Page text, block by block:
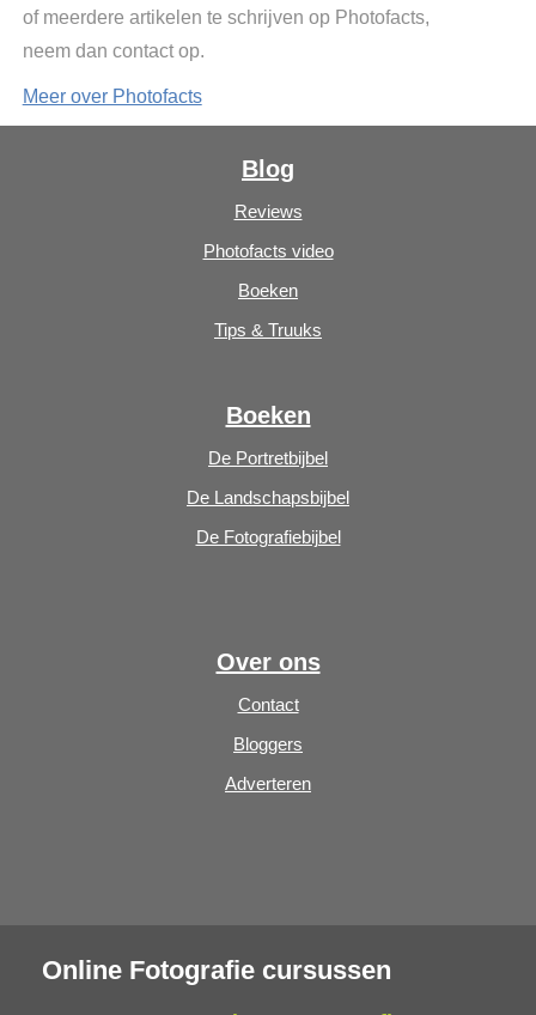
of meerdere artikelen te schrijven op Photofacts,
neem dan contact op.
Meer over Photofacts
Blog
Reviews
Photofacts video
Boeken
Tips & Truuks
Boeken
De Portretbijbel
De Landschapsbijbel
De Fotografiebijbel
Over ons
Contact
Bloggers
Adverteren
Online Fotografie cursussen